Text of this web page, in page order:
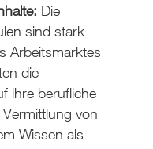
Die
sind stark
Arbeitsmarktes
die
ihre berufliche
von
Wissen als